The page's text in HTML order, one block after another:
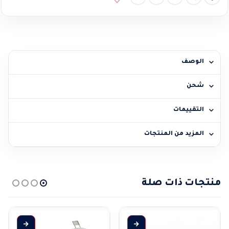
الوصف
شحن
التقييمات
المزيد من المنتجات
منتجات ذات صلة